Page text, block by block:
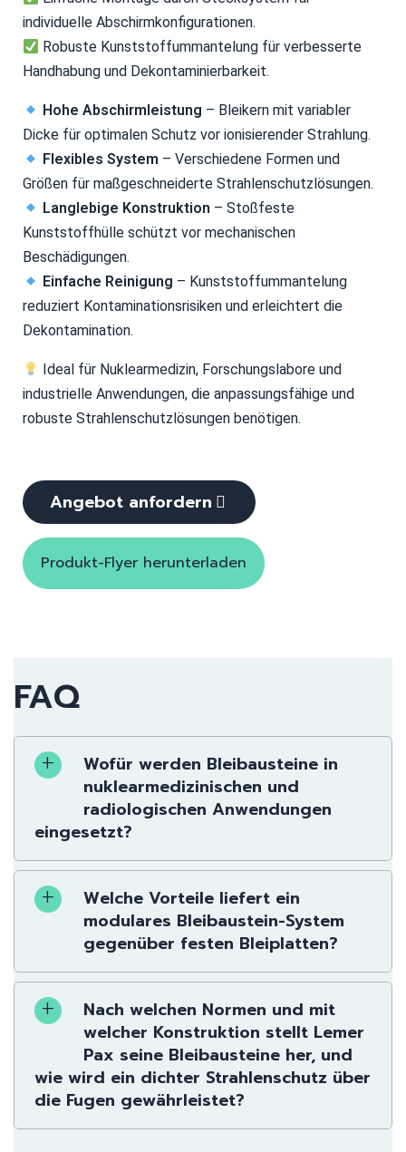
individuelle Abschirmkonfigurationen.
Robuste Kunststoffummantelung für verbesserte
Handhabung und Dekontaminierbarkeit.
Hohe Abschirmleistung – Bleikern mit variabler
Dicke für optimalen Schutz vor ionisierender Strahlung.
Flexibles System – Verschiedene Formen und
Größen für maßgeschneiderte Strahlenschutzlösungen.
Langlebige Konstruktion – Stoßfeste
Kunststoffhülle schützt vor mechanischen
Beschädigungen.
Einfache Reinigung – Kunststoffummantelung
reduziert Kontaminationsrisiken und erleichtert die
Dekontamination.
Ideal für Nuklearmedizin, Forschungslabore und
industrielle Anwendungen, die anpassungsfähige und
robuste Strahlenschutzlösungen benötigen.
Angebot anfordern
Produkt-Flyer herunterladen
FAQ
Wofür werden Bleibausteine in
nuklearmedizinischen und
radiologischen Anwendungen
eingesetzt?
Welche Vorteile liefert ein
modulares Bleibaustein-System
gegenüber festen Bleiplatten?
Nach welchen Normen und mit
welcher Konstruktion stellt Lemer
Pax seine Bleibausteine her, und
wie wird ein dichter Strahlenschutz über
die Fugen gewährleistet?